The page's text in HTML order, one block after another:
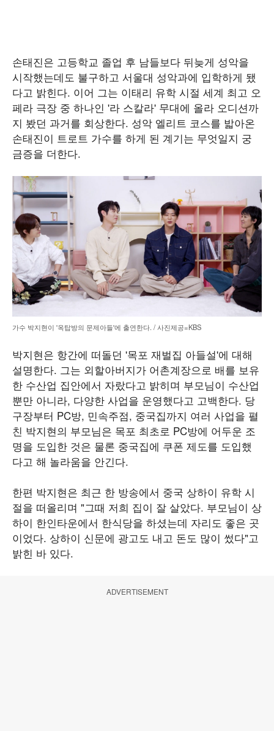
손태진은 고등학교 졸업 후 남들보다 뒤늦게 성악을
시작했는데도 불구하고 서울대 성악과에 입학하게 됐
다고 밝힌다. 이어 그는 이태리 유학 시절 세계 최고 오
페라 극장 중 하나인 '라 스칼라' 무대에 올라 오디션까
지 봤던 과거를 회상한다. 성악 엘리트 코스를 밟아온
손태진이 트로트 가수를 하게 된 계기는 무엇일지 궁
금증을 더한다.
가수 박지현이 '옥탑방의 문제아들'에 출연한다. / 사진제공=KBS
박지현은 항간에 떠돌던 '목포 재벌집 아들설'에 대해
설명한다. 그는 외할아버지가 어촌계장으로 배를 보유
한 수산업 집안에서 자랐다고 밝히며 부모님이 수산업
뿐만 아니라, 다양한 사업을 운영했다고 고백한다. 당
구장부터 PC방, 민속주점, 중국집까지 여러 사업을 펼
친 박지현의 부모님은 목포 최초로 PC방에 어두운 조
명을 도입한 것은 물론 중국집에 쿠폰 제도를 도입했
다고 해 놀라움을 안긴다.
한편 박지현은 최근 한 방송에서 중국 상하이 유학 시
절을 떠올리며 "그때 저희 집이 잘 살았다. 부모님이 상
하이 한인타운에서 한식당을 하셨는데 자리도 좋은 곳
이었다. 상하이 신문에 광고도 내고 돈도 많이 썼다"고
밝힌 바 있다.
ADVERTISEMENT